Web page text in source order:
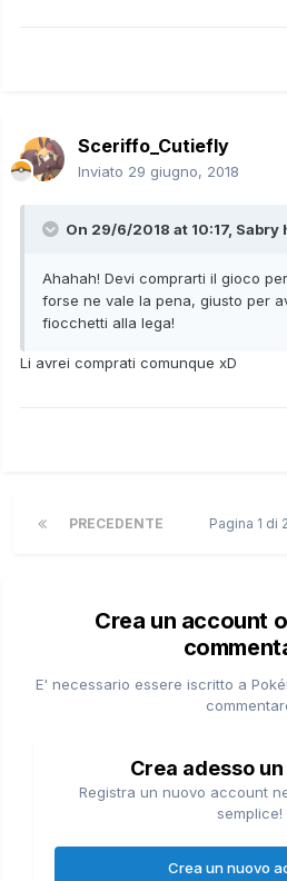
Sceriffo_Cutiefly
Inviato 29 giugno, 2018
On 29/6/2018 at 10:17, Sabry
Ahahah! Devi comprarti il gioco
forse ne vale la pena, giusto per
fiocchetti alla lega!
Li avrei comprati comunque xD
PRECEDENTE Pagina 1 di 2
Crea un account
E' necessario essere iscritto a
Crea adesso
Registra un nuovo account
semplice!
Crea un nuovo